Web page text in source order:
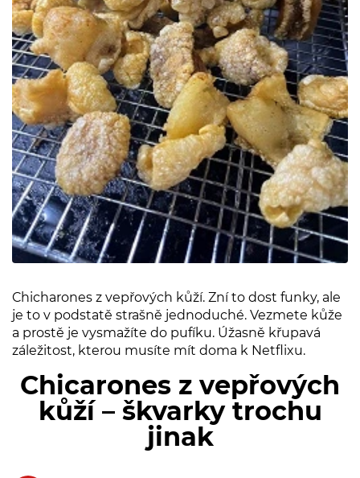
Chicharones z vepřových kůží. Zní to dost funky, ale
je to v podstatě strašně jednoduché. Vezmete kůže
a prostě je vysmažíte do pufíku. Úžasně křupavá
záležitost, kterou musíte mít doma k Netflixu.
Chicarones z vepřových
kůží – škvarky trochu
jinak